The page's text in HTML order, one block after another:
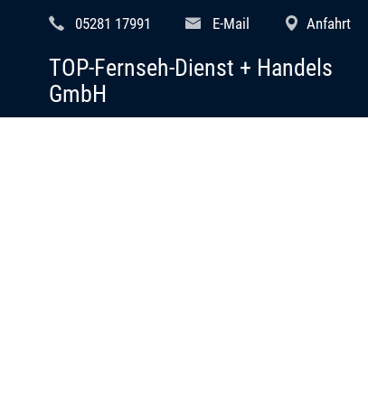
05281 17991 E-Mail Anfahrt
TOP-Fernseh-Dienst + Handels
GmbH